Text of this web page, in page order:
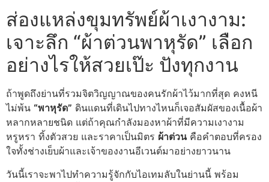
ส่องแหล่งขุมทรัพย์ผ้าเงางาม:
เจาะลึก “ผ้าต่วนพาหุรัด” เลือก
อย่างไรให้สวยเป๊ะ ปังทุกงาน
ถ้าพูดถึงย่านที่รวมจิตวิญญาณของคนรักผ้าไว้มากที่สุด คงหนี
ไม่พ้น “พาหุรัด” ดินแดนที่เดินไปทางไหนก็เจอสัมผัสของเนื้อผ้า
หลากหลายชนิด แต่ถ้าคุณกำลังมองหาผ้าที่มีความเงางาม
หรูหรา ทิ้งตัวสวย และราคาเป็นมิตร ผ้าต่วนคือคำตอบที่ครอง
ใจทั้งช่างเย็บผ้าและเจ้าของงานอีเวนต์มาอย่างยาวนาน
วันนี้เราจะพาไปทำความรู้จักกับไอเทมลับในย่านนี้ พร้อม